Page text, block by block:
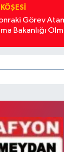
Görev
Bakanlığı